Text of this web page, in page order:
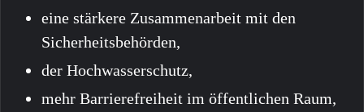
eine stärkere Zusammenarbeit mit den
Sicherheitsbehörden,
der Hochwasserschutz,
mehr Barrierefreiheit im öffentlichen Raum,